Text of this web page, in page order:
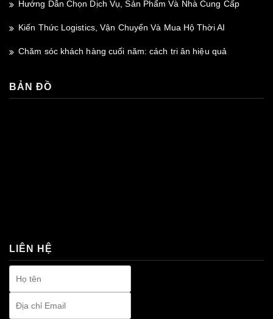
Hướng Dẫn Chọn Dịch Vụ, Sản Phẩm Và Nhà Cung Cấp
Kiến Thức Logistics, Vận Chuyển Và Mua Hộ Thời AI
Chăm sóc khách hàng cuối năm: cách tri ân hiệu quả
BẢN ĐỒ
LIÊN HỆ